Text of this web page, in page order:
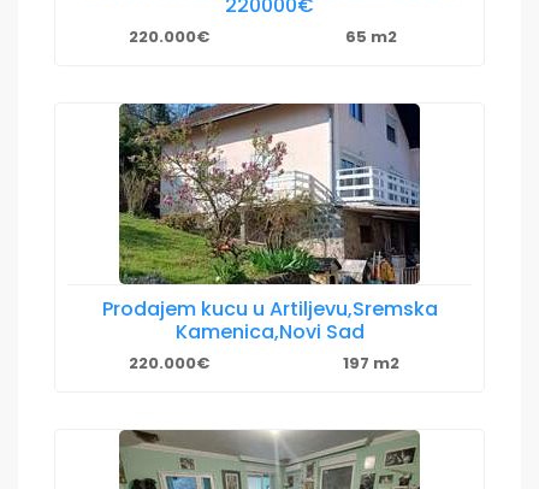
220.000€ 65 m2
Prodajem kucu u Artiljevu,Sremska
Kamenica,Novi Sad
220.000€ 197 m2